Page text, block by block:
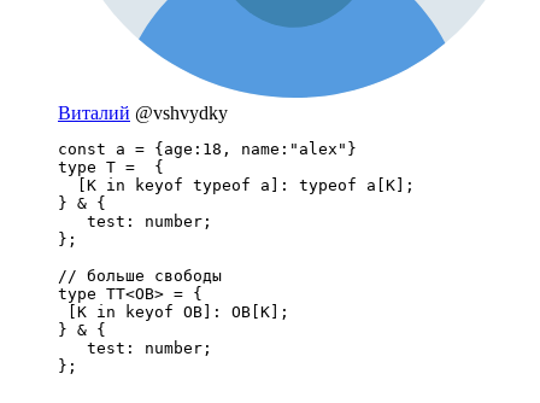
Виталий @vshvydky
const a = {age:18, name:"alex"}
type T =  {
  [K in keyof typeof a]: typeof a[K];
} & {
   test: number;
};
// больше свободы
type TT<OB> = {
[K in keyof OB]: OB[K];
} & {
   test: number;
};